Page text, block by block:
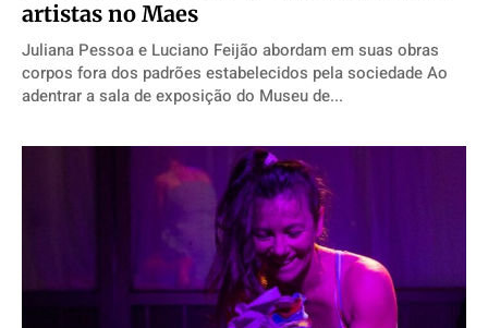
artistas no Maes
Juliana Pessoa e Luciano Feijão abordam em suas obras
corpos fora dos padrões estabelecidos pela sociedade Ao
adentrar a sala de exposição do Museu de...